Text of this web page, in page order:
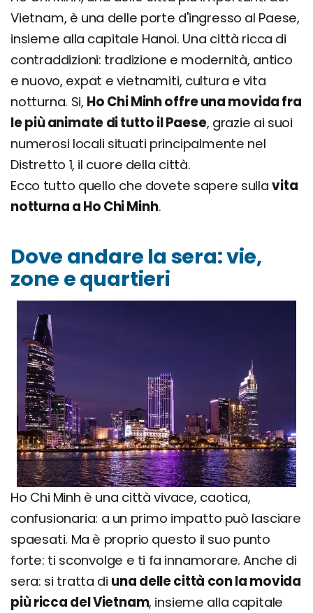
Vietnam, è una delle porte d'ingresso al Paese,
insieme alla capitale Hanoi. Una città ricca di
contraddizioni: tradizione e modernità, antico
e nuovo, expat e vietnamiti, cultura e vita
notturna. Si, Ho Chi Minh offre una movida fra
le più animate di tutto il Paese, grazie ai suoi
numerosi locali situati principalmente nel
Distretto 1, il cuore della città.
Ecco tutto quello che dovete sapere sullavita
notturna a Ho Chi Minh.
Dove andare la sera: vie,
zone e quartieri
Ho Chi Minh è una città vivace, caotica,
confusionaria: a un primo impatto può lasciare
spaesati. Ma è proprio questo il suo punto
forte: ti sconvolge e ti fa innamorare. Anche di
sera: si tratta di una delle città con la movida
più ricca del Vietnam, insieme alla capitale